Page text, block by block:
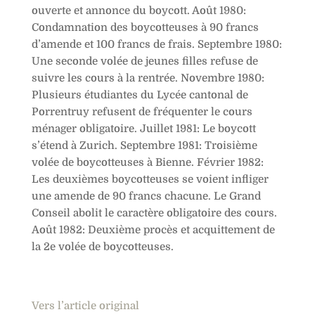
ouverte et annonce du boycott. Août 1980:
Condamnation des boycotteuses à 90 francs
d’amende et 100 francs de frais. Septembre 1980:
Une seconde volée de jeunes filles refuse de
suivre les cours à la rentrée. Novembre 1980:
Plusieurs étudiantes du Lycée cantonal de
Porrentruy refusent de fréquenter le cours
ménager obligatoire. Juillet 1981: Le boycott
s’étend à Zurich. Septembre 1981: Troisième
volée de boycotteuses à Bienne. Février 1982:
Les deuxièmes boycotteuses se voient infliger
une amende de 90 francs chacune. Le Grand
Conseil abolit le caractère obligatoire des cours.
Août 1982: Deuxième procès et acquittement de
la 2e volée de boycotteuses.
Vers l’article original